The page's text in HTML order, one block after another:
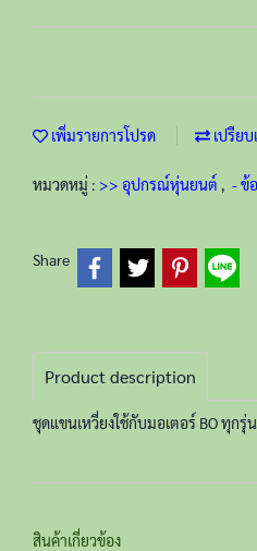
เพิ่มรายการโปรด เปรีย
หมวดหมู่ : >> อุปกรณ์หุ่นยนต์ , - ข้
Share
Product description
ชุดแขนเหวี่ยงใช้กับมอเตอร์ BO ทุก
สินค้าเกี่ยวข้อง